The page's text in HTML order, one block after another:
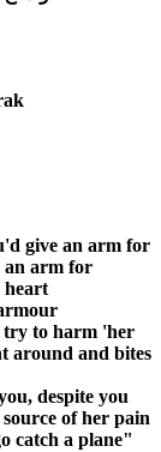
give an arm for
an arm for
heart
try to harm 'her
around and bites
despite you
of her pain
"Daddy look what I made", Dad's gotta go catch a plane